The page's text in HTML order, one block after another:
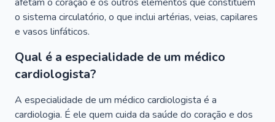
o sistema circulatório, o que inclui artérias, veias, capilares
e vasos linfáticos.
Qual é a especialidade de um médico
cardiologista?
A especialidade de um médico cardiologista é a
cardiologia. É ele quem cuida da saúde do coração e dos